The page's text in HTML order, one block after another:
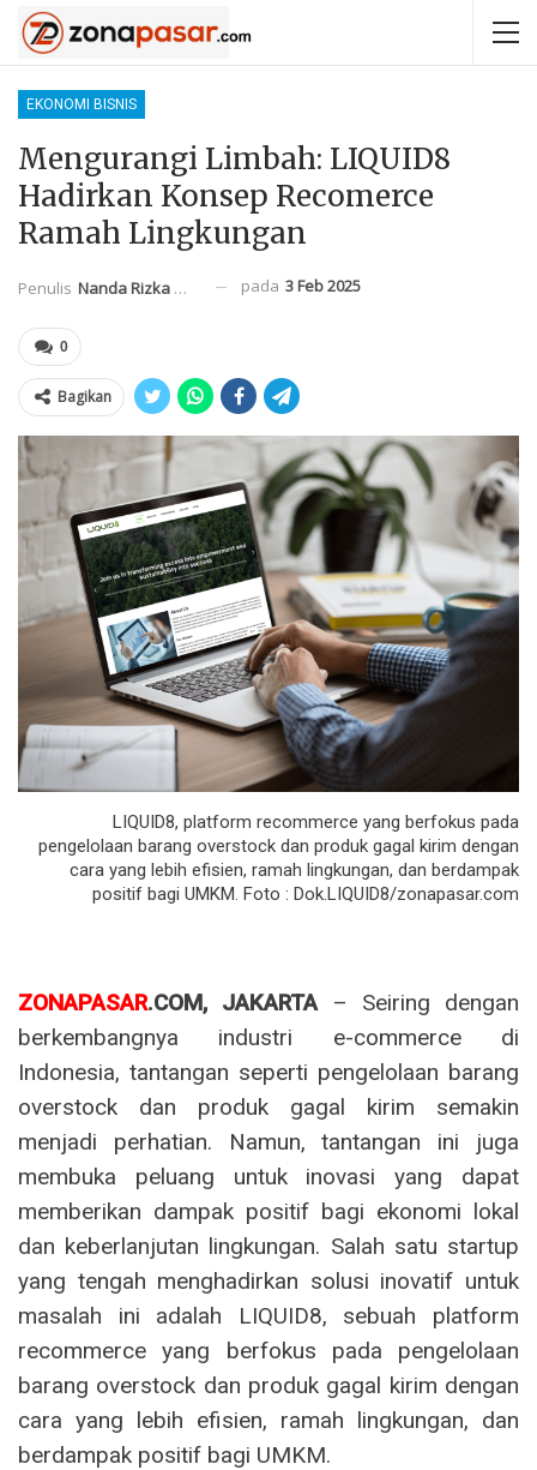
EKONOMI BISNIS
Mengurangi Limbah: LIQUID8
Hadirkan Konsep Recomerce
Ramah Lingkungan
Penulis Nanda Rizka Mahendra pada 3 Feb 2025
0
Bagikan
LIQUID8, platform recommerce yang berfokus pada
pengelolaan barang overstock dan produk gagal kirim dengan
cara yang lebih efisien, ramah lingkungan, dan berdampak
positif bagi UMKM. Foto : Dok.LIQUID8/zonapasar.com
ZONAPASAR.COM, JAKARTA– Seiring dengan
berkembangnya industri e-commerce di
Indonesia, tantangan seperti pengelolaan barang
overstock dan produk gagal kirim semakin
menjadi perhatian. Namun, tantangan ini juga
membuka peluang untuk inovasi yang dapat
memberikan dampak positif bagi ekonomi lokal
dan keberlanjutan lingkungan. Salah satu startup
yang tengah menghadirkan solusi inovatif untuk
masalah ini adalah LIQUID8, sebuah platform
recommerce yang berfokus pada pengelolaan
barang overstock dan produk gagal kirim dengan
cara yang lebih efisien, ramah lingkungan, dan
berdampak positif bagi UMKM.